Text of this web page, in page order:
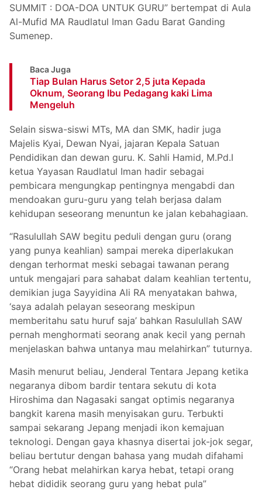
SUMMIT : DOA-DOA UNTUK GURU” bertempat di Aula
Al-Mufid MA Raudlatul Iman Gadu Barat Ganding
Sumenep.
Baca Juga
Tiap Bulan Harus Setor 2,5 juta Kepada
Oknum, Seorang Ibu Pedagang kaki Lima
Mengeluh
Selain siswa-siswi MTs, MA dan SMK, hadir juga
Majelis Kyai, Dewan Nyai, jajaran Kepala Satuan
Pendidikan dan dewan guru. K. Sahli Hamid, M.Pd.I
ketua Yayasan Raudlatul Iman hadir sebagai
pembicara mengungkap pentingnya mengabdi dan
mendoakan guru-guru yang telah berjasa dalam
kehidupan seseorang menuntun ke jalan kebahagiaan.
“Rasulullah SAW begitu peduli dengan guru (orang
yang punya keahlian) sampai mereka diperlakukan
dengan terhormat meski sebagai tawanan perang
untuk mengajari para sahabat dalam keahlian tertentu,
demikian juga Sayyidina Ali RA menyatakan bahwa,
‘saya adalah pelayan seseorang meskipun
memberitahu satu huruf saja’ bahkan Rasulullah SAW
pernah menghormati seorang anak kecil yang pernah
menjelaskan bahwa untanya mau melahirkan” tuturnya.
Masih menurut beliau, Jenderal Tentara Jepang ketika
negaranya dibom bardir tentara sekutu di kota
Hiroshima dan Nagasaki sangat optimis negaranya
bangkit karena masih menyisakan guru. Terbukti
sampai sekarang Jepang menjadi ikon kemajuan
teknologi. Dengan gaya khasnya disertai jok-jok segar,
beliau bertutur dengan bahasa yang mudah difahami
“Orang hebat melahirkan karya hebat, tetapi orang
hebat dididik seorang guru yang hebat pula”